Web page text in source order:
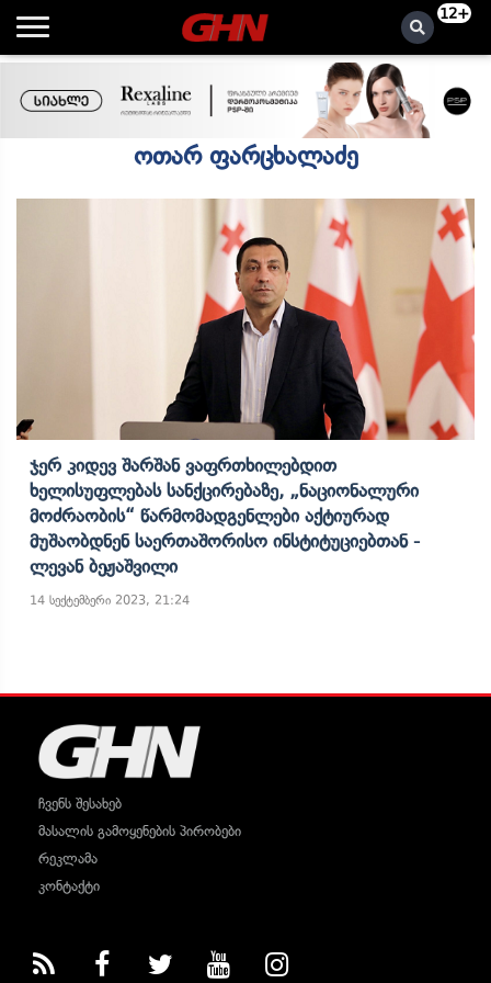
12+
ოთარ ფარცხალაძე
Ჯერ Კიდევ Შარშან Ვაფრთხილებდით
Ხელისუფლებას Სანქცირებაზე, „ნაციონალური
Მოძრაობის“ Წარმომადგენლები Აქტიურად
Მუშაობდნენ Საერთაშორისო Ინსტიტუციებთან -
Ლევან Ბეჟაშვილი
14 სექტემბერი 2023, 21:24
ჩვენს შესახებ
მასალის გამოყენების პირობები
რეკლამა
კონტაქტი